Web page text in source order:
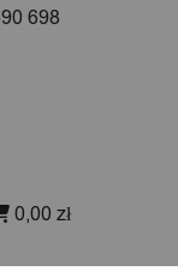
698
0,00 zł